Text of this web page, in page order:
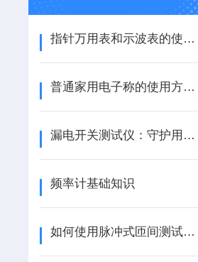
指针万用表和示波表的使用及注意事项
普通家用电子称的使用方法、注意事项和校准方法
漏电开关测试仪：守护用电安全的忠诚卫士
频率计基础知识
如何使用脉冲式匝间测试仪进行高效的电机故障检测